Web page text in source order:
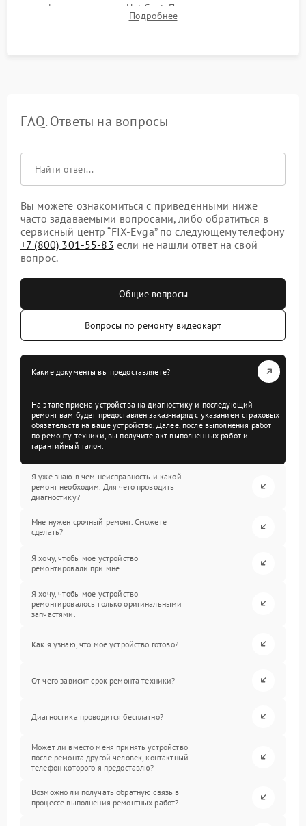
графического чипа и Hot Spot. Проверка на отсутствие
артефактов изображения, вылетов драйвера и зависаний.
Подробнее
FAQ. Ответы на вопросы
Вы можете ознакомиться с приведенными ниже
часто задаваемыми вопросами, либо обратиться в
сервисный центр “FIX-Evga” по следующему телефону
+7 (800) 301-55-83 если не нашли ответ на свой
вопрос.
Общие вопросы
Вопросы по ремонту видеокарт
Какие документы вы предоставляете?
На этапе приема устройства на диагностику и последующий
ремонт вам будет предоставлен заказ-наряд с указанием страховых
обязательств на ваше устройство. Далее, после выполнения работ
по ремонту техники, вы получите акт выполненных работ и
гарантийный талон.
Я уже знаю в чем неисправность и какой
ремонт необходим. Для чего проводить
диагностику?
Мне нужен срочный ремонт. Сможете
сделать?
Я хочу, чтобы мое устройство
ремонтировали при мне.
Я хочу, чтобы мое устройство
ремонтировалось только оригинальными
запчастями.
Как я узнаю, что мое устройство готово?
От чего зависит срок ремонта техники?
Диагностика проводится бесплатно?
Может ли вместо меня принять устройство
после ремонта другой человек, контактный
телефон которого я предоставлю?
Возможно ли получать обратную связь в
процессе выполнения ремонтных работ?